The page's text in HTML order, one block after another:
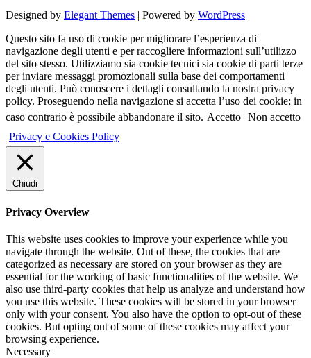
Designed by Elegant Themes | Powered by WordPress
Questo sito fa uso di cookie per migliorare l’esperienza di
navigazione degli utenti e per raccogliere informazioni sull’utilizzo
del sito stesso. Utilizziamo sia cookie tecnici sia cookie di parti terze
per inviare messaggi promozionali sulla base dei comportamenti
degli utenti. Può conoscere i dettagli consultando la nostra privacy
policy. Proseguendo nella navigazione si accetta l’uso dei cookie; in
caso contrario è possibile abbandonare il sito. Accetto Non accetto
Privacy e Cookies Policy
Chiudi
Privacy Overview
This website uses cookies to improve your experience while you
navigate through the website. Out of these, the cookies that are
categorized as necessary are stored on your browser as they are
essential for the working of basic functionalities of the website. We
also use third-party cookies that help us analyze and understand how
you use this website. These cookies will be stored in your browser
only with your consent. You also have the option to opt-out of these
cookies. But opting out of some of these cookies may affect your
browsing experience.
Necessary